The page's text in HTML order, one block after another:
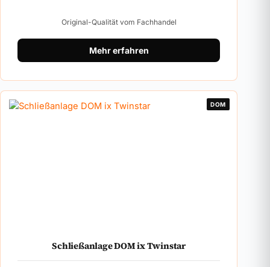
Original-Qualität vom Fachhandel
Mehr erfahren
DOM
Schließanlage DOM ix Twinstar